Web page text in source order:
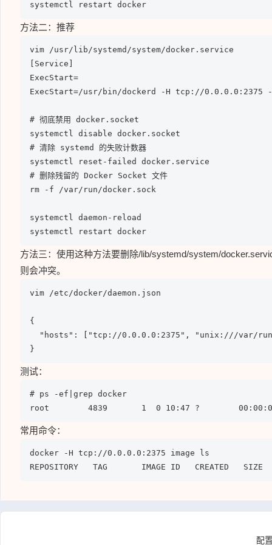
systemctl restart docker
方法二：推荐
vim /usr/lib/systemd/system/docker.service
[Service]
ExecStart=
ExecStart=/usr/bin/dockerd -H tcp://0.0.0.0:2375
# 彻底禁用 docker.socket
systemctl disable docker.socket
# 清除 systemd 的失败计数器
systemctl reset-failed docker.service
# 删除残留的 Docker Socket 文件
rm -f /var/run/docker.sock
systemctl daemon-reload
systemctl restart docker
方法三：使用这种方法要删除/lib/systemd/system/
则会冲突。
vim /etc/docker/daemon.json
{
"hosts": ["tcp://0.0.0.0:2375", "unix:///var/
}
测试：
# ps -ef|grep docker
root        4839       1  0 10:47 ?
常用命令：
docker -H tcp://0.0.0.0:2375 image ls
REPOSITORY   TAG       IMAGE ID   CREATED   SIZE
配